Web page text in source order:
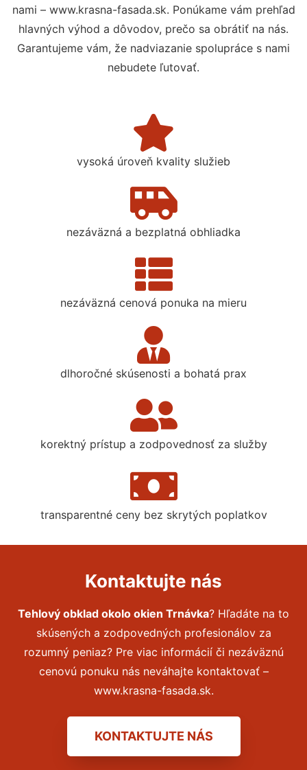
nami – www.krasna-fasada.sk. Ponúkame vám prehľad
hlavných výhod a dôvodov, prečo sa obrátiť na nás.
Garantujeme vám, že nadviazanie spolupráce s nami
nebudete ľutovať.
vysoká úroveň kvality služieb
nezáväzná a bezplatná obhliadka
nezáväzná cenová ponuka na mieru
dlhoročné skúsenosti a bohatá prax
korektný prístup a zodpovednosť za služby
transparentné ceny bez skrytých poplatkov
Kontaktujte nás
Tehlový obklad okolo okien Trnávka? Hľadáte na to
skúsených a zodpovedných profesionálov za
rozumný peniaz? Pre viac informácií či nezáväznú
cenovú ponuku nás neváhajte kontaktovať –
www.krasna-fasada.sk.
KONTAKTUJTE NÁS